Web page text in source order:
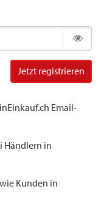
Jetzt registrieren
Email-
Händlern in
Kunden in